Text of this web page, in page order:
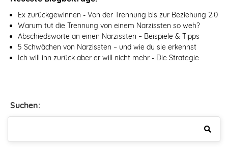
Ex zurückgewinnen - Von der Trennung bis zur Beziehung 2.0
Warum tut die Trennung von einem Narzissten so weh?
Abschiedsworte an einen Narzissten – Beispiele & Tipps
5 Schwächen von Narzissten – und wie du sie erkennst
Ich will ihn zurück aber er will nicht mehr - Die Strategie
Suchen: